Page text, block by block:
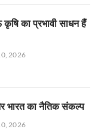
का प्रभावी साधन हैं
2026
भारत का नैतिक संकल्प
2026